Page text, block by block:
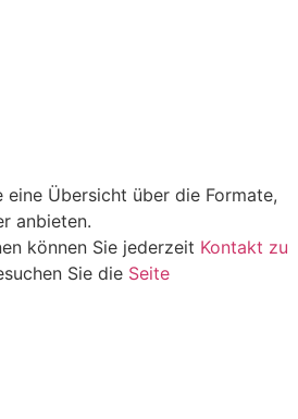
Übersicht über die Formate,
anbieten.
können Sie jederzeit Kontakt zu
Sie die Seite